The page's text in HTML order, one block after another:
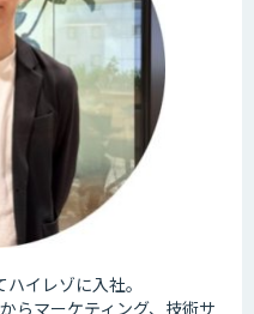
イレゾに入社。
らマーケティング、技術サ